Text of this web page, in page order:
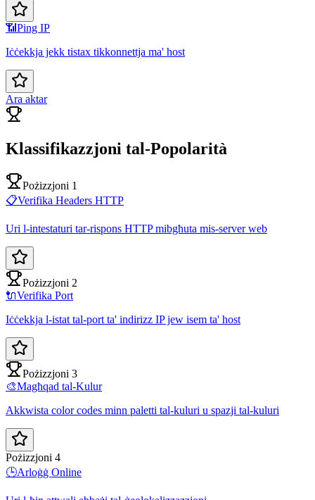
📶 Ping IP
Iċċekkja jekk tistax tikkonnettja ma' host
Ara aktar
Klassifikazzjoni tal-Popolarità
Pożizzjoni 1
📋Verifika Headers HTTP
Uri l-intestaturi tar-rispons HTTP mibgħuta mis-server web
Pożizzjoni 2
🔌Verifika Port
Iċċekkja l-istat tal-port ta' indirizz IP jew isem ta' host
Pożizzjoni 3
🎨Magħqad tal-Kulur
Akkwista color codes minn paletti tal-kuluri u spazji tal-kuluri
Pożizzjoni 4
🕒Arloġġ Online